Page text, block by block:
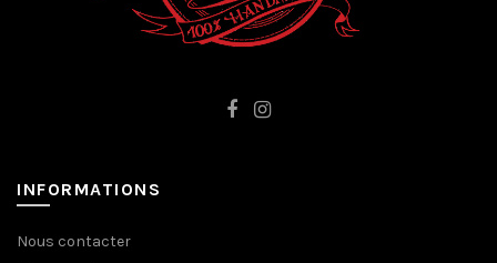
INFORMATIONS
Nous contacter